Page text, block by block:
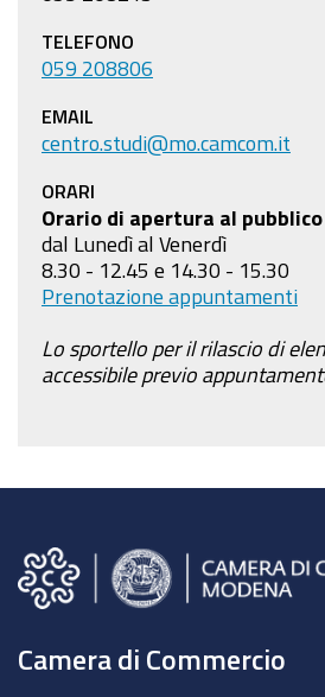
TELEFONO
059 208806
EMAIL
centro.studi@mo.camcom.it
ORARI
Orario di apertura al pubblico
dal Lunedì al Venerdì
8.30 - 12.45 e 14.30 - 15.30
Prenotazione appuntamenti
Lo sportello per il rilascio di
accessibile previo
Camera di Commercio